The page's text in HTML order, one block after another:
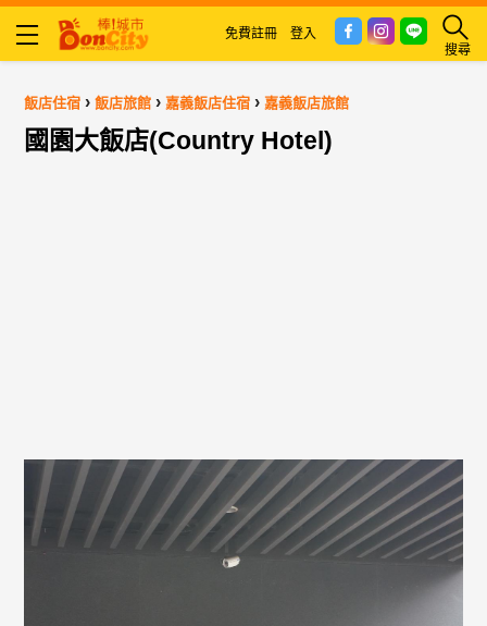
搜尋
免費註冊 登入
飯店住宿 ›飯店旅館 ›嘉義飯店住宿 ›嘉義飯店旅館
國園大飯店(Country Hotel)